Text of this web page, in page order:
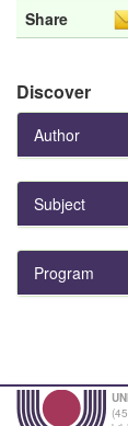
Share
Discover
Author
Subject
Program